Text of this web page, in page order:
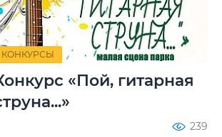
КОНКУРСЫ
«Пой, гитарная
239